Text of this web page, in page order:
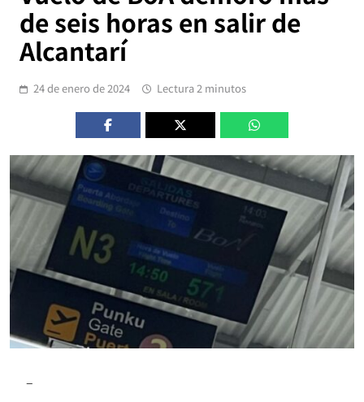
de seis horas en salir de
Alcantarí
24 de enero de 2024 Lectura 2 minutos
–